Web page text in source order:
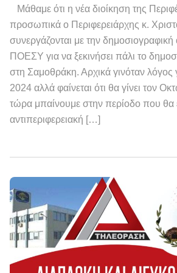
Μάθαμε ότι η νέα διοίκηση της
προσωπικά ο Περιφερειάρχης κ.
συνεργάζονται με την
ΠΟΕΣΥ για να ξεκινήσει πάλι το
στη Σαμοθράκη. Αρχικά γινόταν λόγος
2024 αλλά φαίνεται ότι θα γίνει τον
τώρα μπαίνουμε στην περίοδο που θα
αντιπεριφερειακή […]